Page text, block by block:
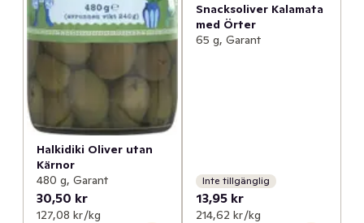
Halkidiki Oliver utan
Kärnor
480 g, Garant
30,50 kr
127,08 kr /kg
Snacksoliver Kalamata
med Örter
65 g, Garant
Inte tillgänglig
13,95 kr
214,62 kr /kg